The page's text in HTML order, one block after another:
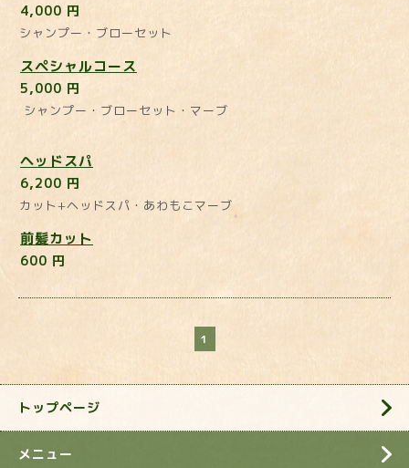
4,000 円
シャンプー・ブローセット
スペシャルコース
5,000 円
シャンプー・ブローセット・マーブ
ヘッドスパ
6,200 円
カット+ヘッドスパ・あわもこマーブ
前髪カット
600 円
1
トップページ
メニュー